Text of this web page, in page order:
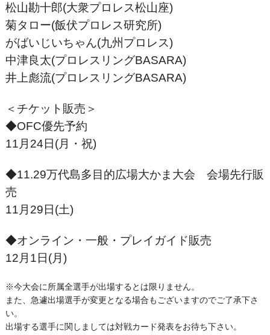
松山勘十郎(大衆プロレス松山座)
菊タロー(飯伏プロレス研究所)
がばいじいちゃん(九州プロレス)
中津良太(プロレスリングBASARA)
井上彪流(プロレスリングBASARA)
＜チケット販売＞
◆OFC優先予約
11月24日(月・祝)
◆11.29万代島多目的広場大かま大会 会場先行販
売
11月29日(土)
◆オンライン・一般・プレイガイド販売
12月1日(月)
※今大会に所属全選手が出場するとは限りません。
また、急遽出場選手が変更となる場合もございますのでご了承下さ
い。
出場する選手に関しましては対戦カード発表をお待ち下さい。